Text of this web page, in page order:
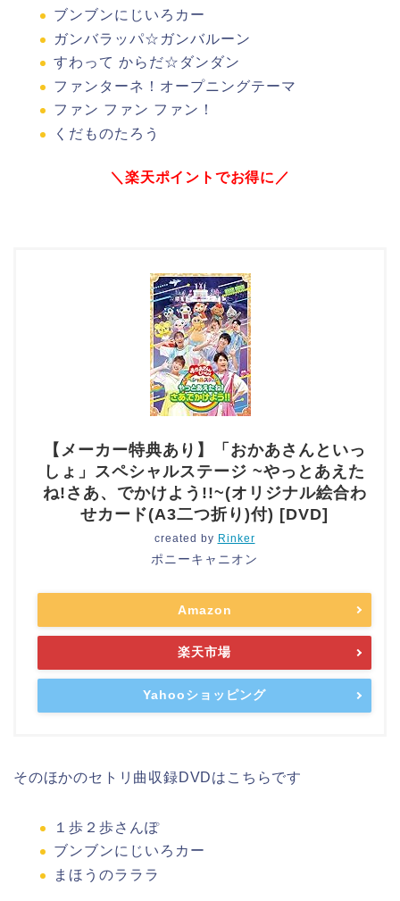
ブンブンにじいろカー
ガンバラッパ☆ガンバルーン
すわって からだ☆ダンダン
ファンターネ！オープニングテーマ
ファン ファン ファン！
くだものたろう
＼楽天ポイントでお得に／
【メーカー特典あり】「おかあさんといっ
しょ」スペシャルステージ ~やっとあえた
ね!さあ、でかけよう!!~(オリジナル絵合わ
せカード(A3二つ折り)付) [DVD]
created by Rinker
ポニーキャニオン
Amazon
楽天市場
Yahooショッピング
そのほかのセトリ曲収録DVDはこちらです
１歩２歩さんぽ
ブンブンにじいろカー
まほうのラララ